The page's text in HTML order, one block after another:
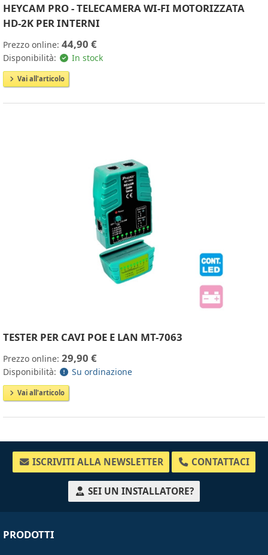
HEYCAM PRO - TELECAMERA WI-FI MOTORIZZATA
HD-2K PER INTERNI
Prezzo online: 44,90 €
Disponibilità: In stock
Vai all'articolo
TESTER PER CAVI POE E LAN MT-7063
Prezzo online: 29,90 €
Disponibilità: Su ordinazione
Vai all'articolo
ISCRIVITI ALLA NEWSLETTER CONTATTACI
SEI UN INSTALLATORE?
PRODOTTI